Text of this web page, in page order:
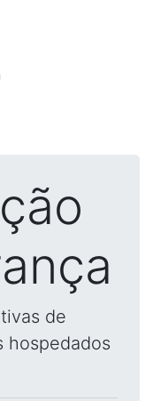
de
hospedados